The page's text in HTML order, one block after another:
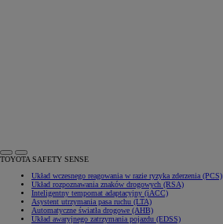
TOYOTA SAFETY SENSE
Układ wczesnego reagowania w razie ryzyka zderzenia (PCS)
Układ rozpoznawania znaków drogowych (RSA)
Inteligentny tempomat adaptacyjny (iACC)
Asystent utrzymania pasa ruchu (LTA)
Automatyczne światła drogowe (AHB)
Układ awaryjnego zatrzymania pojazdu (EDSS)